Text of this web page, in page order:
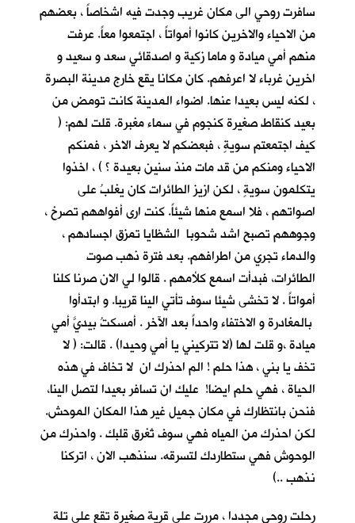
سافرت روحي الى مكان غريب وجدت فيه اشخاصاً ، بعضهم
من الاحياء والاخرين كانوا أمواتاً ، اجتمعوا معاً. عرفت
منهم أمي ميادة و ماما زكية و اصدقائي سعد و سعيد و
اخرين غرباء لا اعرفهم. كان مكانا يقع خارج مدينة البصرة
، لكنه ليس بعيدا عنها. اضواء المدينة كانت تومض من
بعيد كنقاط صغيرة كنجوم في سماء مغبرة. قلت لهم: (
كيف اجتمعتم سويةٍ ، فبعضكم لا يعرف الاخر ، فمنكم
الاحياء ومنكم من قد مات منذ سنين بعيدة ؟ ) ، اخذوا
يتكلمون سويةٍ ، لكن ازيز الطائرات كان يغلبُ على
اصواتهم ، فلا اسمع منها شيئاً. كنت ارى أفواههم تصرخ ،
وجوههم تصبح اشد شحوبا الشظايا تمزق اجسادهم ،
والدماء تجري من اطرافهم. بعد فترة ذهب صوت
الطائرات، فبدأت اسمع كلأمهم . قالوا لي الان صرنا كلنا
أمواتاً . لا تخشى شيئا سوف تأتي الينا قريبا. و ابتدأوا
بالمغادرة و الاختفاء واحداً بعد الآخر . أمسكتُ بيديَّ أمي
ميادة ،و قلت لها (لا تتركيني يا أمي وحيدا) . قالت: ( لا
تخف يا بني ، هذا حلم ! الم احذرك ان لا تخاف في هذه
الحياة ، فهي حلم ايضا! عليك ان تسافر بعيدا لتصل الينا،
فنحن بانتظارك في مكان جميل غير هذا المكان الموحش.
لكن احذرك من المياه فهي سوف تُغرق قلبك . واحذرك من
الوحوش فهي ستطاردك لتسرقه. سنذهب الان ، اتركنا
نذهب ..)
رحلت روحي مجددا ، مررت على قرية صغيرة تقع على تلة